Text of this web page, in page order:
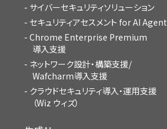
サイバーセキュリティソリューション
セキュリティアセスメント for AI Agent
Chrome Enterprise Premium
導入支援
ネットワーク設計・構築支援/
Wafcharm導入支援
クラウドセキュリティ導入・運用支援
（Wiz ウィズ）